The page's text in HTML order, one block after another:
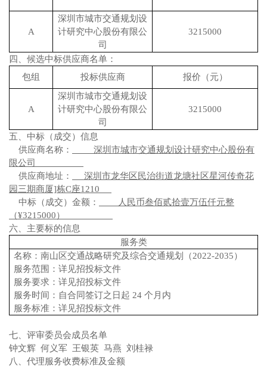
A
深圳市城市交通规划设
计研究中心股份有限公
司
3215000
四、候选中标供应商名单：
包组
投标供应商 报价（元）
A
深圳市城市交通规划设
计研究中心股份有限公
司
3215000
五、中标（成交）信息
供应商名称：
深圳市城市交通规划设计研究中心股份有
限公司
供应商地址：
深圳市龙华区民治街道龙塘社区星河传奇花
园三期商厦]栋C座1210
中标（成交）金额：
人民币叁佰贰拾壹万伍仟元整
（¥3215000）
六、主要标的信息
服务类
名称 ：南山区交通战略研究及综合交通规划（2022-2035）
服务范围：详见招投标文件
服务要求：详见招投标文件
服务时间： 自合同签订之日起 24 个月内
服务标准：详见招投标文件
七、评审委员会成员名单
钟文辉 何义军 王银英 马燕 刘桂禄
八、代理服务收费标准及金额